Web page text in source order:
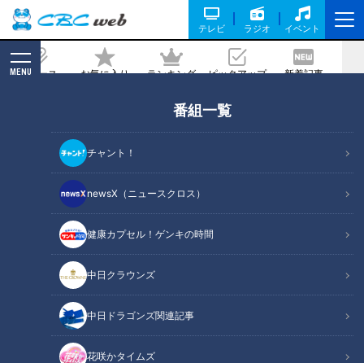
テレビ ラジオ イベント
ニュース お気に入り ランキング ピックアップ 新着記事
MENU
番組一覧
チャント！
newsX（ニュースクロス）
健康カプセル！ゲンキの時間
中日クラウンズ
中日ドラゴンズ関連記事
花咲かタイムズ
中！ #倍倍FIGHT! #小川アナ #友廣アナ
#中村アナ #踊ってみた #ダンス #5チャ
ン春祭り
2026/05/20 12:42